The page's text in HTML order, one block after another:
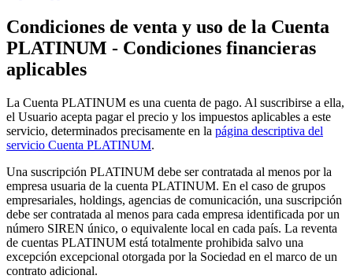
Condiciones de venta y uso de la Cuenta
PLATINUM - Condiciones financieras
aplicables
La Cuenta PLATINUM es una cuenta de pago. Al suscribirse a ella,
el Usuario acepta pagar el precio y los impuestos aplicables a este
servicio, determinados precisamente en la página descriptiva del
servicio Cuenta PLATINUM.
Una suscripción PLATINUM debe ser contratada al menos por la
empresa usuaria de la cuenta PLATINUM. En el caso de grupos
empresariales, holdings, agencias de comunicación, una suscripción
debe ser contratada al menos para cada empresa identificada por un
número SIREN único, o equivalente local en cada país. La reventa
de cuentas PLATINUM está totalmente prohibida salvo una
excepción excepcional otorgada por la Sociedad en el marco de un
contrato adicional.